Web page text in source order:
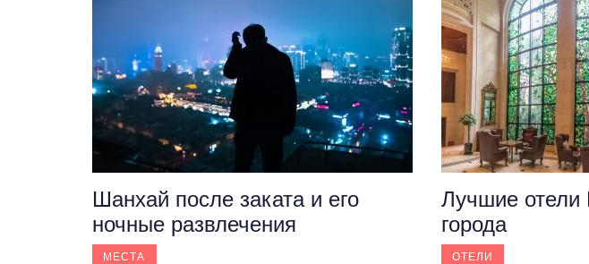
Шанхай после заката и его
ночные развлечения
МЕСТА
Лучшие отели
города
ОТЕЛИ